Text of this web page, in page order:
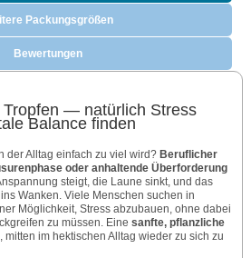
Packungsgrößen
Bewertungen
— natürlich Stress
Balance finden
der Alltag einfach zu viel wird? Beruflicher
oder anhaltende Überforderung
steigt, die Laune sinkt, und das
Wanken. Viele Menschen suchen in
Möglichkeit, Stress abzubauen, ohne dabei
zu müssen. Eine sanfte, pflanzliche
im hektischen Alltag wieder zu sich zu